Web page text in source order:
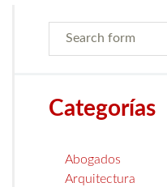
Categorías
Abogados
Arquitectura